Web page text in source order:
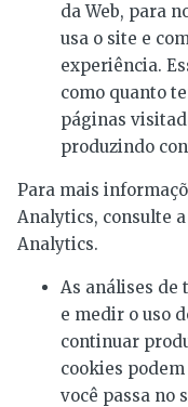
da Web, para
usa o site e
experiência.
como quanto
páginas
produzindo
Para mais
Analytics, consulte
Analytics.
As análises de
e medir o uso
continuar
cookies
você passa no